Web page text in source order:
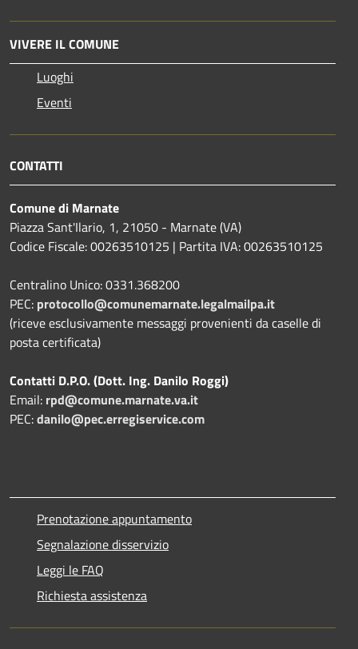
VIVERE IL COMUNE
Luoghi
Eventi
CONTATTI
Comune di Marnate
Piazza Sant'Ilario, 1, 21050 - Marnate (VA)
Codice Fiscale: 00263510125 | Partita IVA: 00263510125
Centralino Unico: 0331.368200
PEC: protocollo@comunemarnate.legalmailpa.it
(riceve esclusivamente messaggi provenienti da caselle di
posta certificata)
Contatti D.P.O. (Dott. Ing. Danilo Roggi)
Email: rpd@comune.marnate.va.it
PEC:danilo@pec.erregiservice.com
Prenotazione appuntamento
Segnalazione disservizio
Leggi le FAQ
Richiesta assistenza